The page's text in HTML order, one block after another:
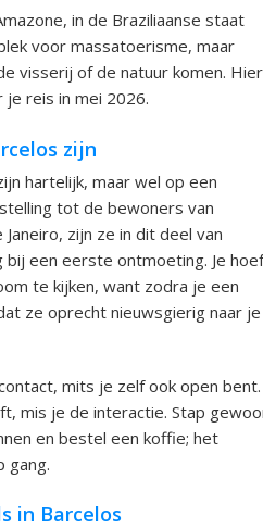
in de Braziliaanse staat
voor massatoerisme, maar
visserij of de natuur komen. Hier
je reis in mei 2026.
zijn
hartelijk, maar wel op een
tot de bewoners van
zijn ze in dit deel van
bij een eerste ontmoeting. Je
te kijken, want zodra je een
ze oprecht nieuwsgierig naar je
mits je zelf ook open bent.
mis je de interactie. Stap
en bestel een koffie; het
gang.
in Barcelos